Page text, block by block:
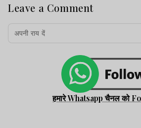
Leave a Comment
हमारे Whatsapp चैनल को